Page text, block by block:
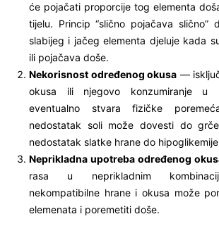
će pojačati proporcije tog elementa
tijelu. Princip “slično pojačava slično”
slabijeg i jačeg elementa djeluje kada
ili pojačava doše.
Nekorisnost određenog okusa —
okusa ili njegovo konzumiranje u
eventualno stvara fizičke
nedostatak soli može dovesti do
nedostatak slatke hrane do
Neprikladna upotreba određenog
rasa u neprikladnim
nekompatibilne hrane i okusa može
elemenata i poremetiti doše.